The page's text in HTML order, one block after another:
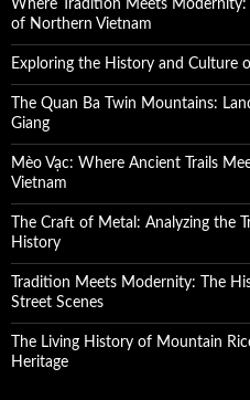
Where Tradition Meets
of Northern Vietnam
Exploring the History and Culture
The Quan Ba Twin Mountains:
Giang
Mèo Vạc: Where Ancient Trails
Vietnam
The Craft of Metal: Analyzing the
History
Tradition Meets Modernity: The
Street Scenes
The Living History of Mountain
Heritage